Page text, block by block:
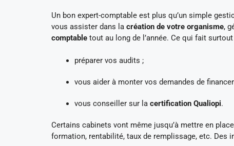
Un bon expert-comptable est plus qu’un simple
vous assister dans la création de votre organisme,
comptable tout au long de l’année. Ce qui fait
préparer vos audits ;
vous aider à monter vos demandes de
vous conseiller sur la certification Qualiopi.
Certains cabinets vont même jusqu’à mettre en
formation, rentabilité, taux de remplissage, etc.